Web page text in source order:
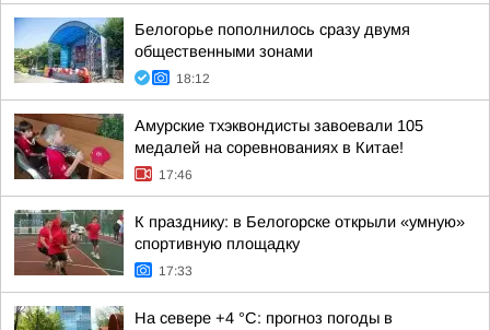
Белогорье пополнилось сразу двумя
общественными зонами
18:12
Амурские тхэквондисты завоевали 105
медалей на соревнованиях в Китае!
17:46
К празднику: в Белогорске открыли «умную»
спортивную площадку
17:33
На севере +4 °С: прогноз погоды в